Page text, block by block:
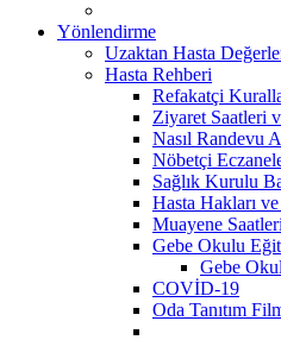
Yönlendirme
Uzaktan Hasta
Hasta Rehberi
Refakatçi
Ziyaret Saatleri
Nasıl Randevu
Nöbetçi
Sağlık Kurulu
Hasta Hakları
Muayene Saatleri
Gebe Okulu
Gebe
COVİD-19
Oda Tanıtım